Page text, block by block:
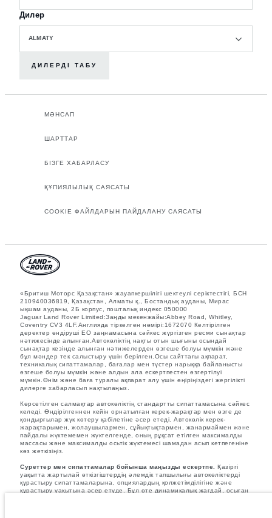
Дилер
ALMATY
ДИЛЕРДІ ТАБУ
МӘНСАП
ШАРТТАР
БІЗГЕ ХАБАРЛАСУ
ҚҰПИЯЛЫЛЫҚ САЯСАТЫ
COOKIE ФАЙЛДАРЫН ПАЙДАЛАНУ САЯСАТЫ
«Бритиш Моторс Қазақстан» жауапкершілігі шектеулі серіктестігі, БСН
210940036819, Қазақстан, Алматы қ., Бостандық ауданы, Мирас
ықшам ауданы, 2Б корпус, пошталық индекс 050000
Jaguar Land Rover Limited:Заңды мекенжайы:Abbey Road, Whitley,
Coventry CV3 4LF.Англияда тіркелген нөмірі:1672070 Келтірілген
деректер өндіруші ЕО заңнамасына сәйкес жүргізген ресми сынақтар
нәтижесінде алынған.Автокөліктің нақты отын шығыны осындай
сынақтар кезінде алынған нәтижелерден өзгеше болуы мүмкін және
бұл мәндер тек салыстыру үшін берілген.Осы сайттағы ақпарат,
техникалық сипаттамалар, бағалар мен түстер нарыққа байланысты
өзгеше болуы мүмкін және алдын ала ескертпестен өзгертілуі
мүмкін.Өнім және баға туралы ақпарат алу үшін өңіріңіздегі жергілікті
дилерге хабарласып нақтылаңыз.
Көрсетілген салмақтар автокөліктің стандартты сипаттамасына сәйкес
келеді. Өндірілгеннен кейін орнатылған керек-жарақтар мен өзге де
қондырғылар жүк көтеру қабілетіне әсер етеді. Автокөлік керек-
жарақтарымен, жолаушылармен, сұйықтықтармен, жанармаймен және
пайдалы жүктемемен жүктелгенде, оның рұқсат етілген максималды
массасы және максималды осьтік жүктемесі шамадан асып кетпегеніне
көз жеткізіңіз.
Суреттер мен сипаттамалар бойынша маңызды ескертпе.
Қазіргі
уақытта жартылай өткізгіштердің әлемдік тапшылығы автокөліктерді
құрастыру сипаттамаларына, опциялардың қолжетімділігіне және
құрастыру уақытына әсер етуде. Бұл өте динамикалық жағдай, осыған